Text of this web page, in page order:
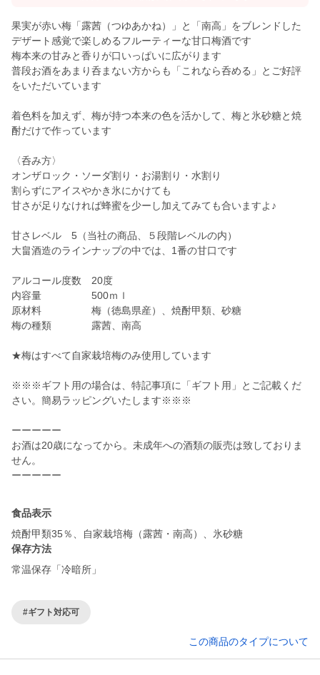
果実が赤い梅「露茜（つゆあかね）」と「南高」をブレンドした
デザート感覚で楽しめるフルーティーな甘口梅酒です
梅本来の甘みと香りが口いっぱいに広がります
普段お酒をあまり呑まない方からも「これなら呑める」とご好評
をいただいています
着色料を加えず、梅が持つ本来の色を活かして、梅と氷砂糖と焼
酎だけで作っています
〈呑み方〉
オンザロック・ソーダ割り・お湯割り・水割り
割らずにアイスやかき氷にかけても
甘さが足りなければ蜂蜜を少ーし加えてみても合いますよ♪
甘さレベル 5（当社の商品、５段階レベルの内）
大畠酒造のラインナップの中では、1番の甘口です
アルコール度数 20度
内容量 500ｍｌ
原材料 梅（徳島県産）、焼酎甲類、砂糖
梅の種類 露茜、南高
★梅はすべて自家栽培梅のみ使用しています
※※※ギフト用の場合は、特記事項に「ギフト用」とご記載くだ
さい。簡易ラッピングいたします※※※
ーーーーー
お酒は20歳になってから。未成年への酒類の販売は致しておりま
せん。
ーーーーー
食品表示
焼酎甲類35％、自家栽培梅（露茜・南高）、氷砂糖
保存方法
常温保存「冷暗所」
#ギフト対応可
この商品のタイプについて